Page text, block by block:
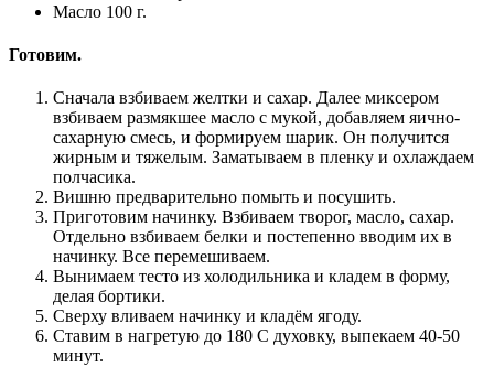
Масло 100 г.
Готовим.
Сначала взбиваем желтки и сахар. Далее миксером
взбиваем размякшее масло с мукой, добавляем яично-
сахарную смесь, и формируем шарик. Он получится
жирным и тяжелым. Заматываем в пленку и охлаждаем
полчасика.
Вишню предварительно помыть и посушить.
Приготовим начинку. Взбиваем творог, масло, сахар.
Отдельно взбиваем белки и постепенно вводим их в
начинку. Все перемешиваем.
Вынимаем тесто из холодильника и кладем в форму,
делая бортики.
Сверху вливаем начинку и кладём ягоду.
Ставим в нагретую до 180 С духовку, выпекаем 40-50
минут.